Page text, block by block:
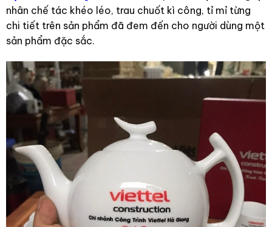
nhân chế tác khéo léo, trau chuốt kì công, tỉ mỉ từng
chi tiết trên sản phẩm đã đem đến cho người dùng một
sản phẩm đặc sắc.